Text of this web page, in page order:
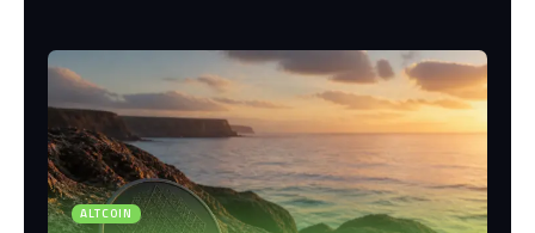
ALTCOIN